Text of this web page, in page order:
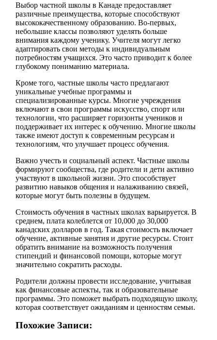
Выбор частной школы в Канаде предоставляет
различные преимущества, которые способствуют
высококачественному образованию. Во-первых,
небольшие классы позволяют уделять больше
внимания каждому ученику. Учителя могут легко
адаптировать свои методы к индивидуальным
потребностям учащихся. Это часто приводит к более
глубокому пониманию материала.
Кроме того, частные школы часто предлагают
уникальные учебные программы и
специализированные курсы. Многие учреждения
включают в свои программы искусство, спорт или
технологии, что расширяет горизонты учеников и
поддерживает их интерес к обучению. Многие школы
также имеют доступ к современным ресурсам и
технологиям, что улучшает процесс обучения.
Важно учесть и социальный аспект. Частные школы
формируют сообщества, где родители и дети активно
участвуют в школьной жизни. Это способствует
развитию навыков общения и налаживанию связей,
которые могут быть полезны в будущем.
Стоимость обучения в частных школах варьируется. В
среднем, плата колеблется от 10,000 до 30,000
канадских долларов в год. Такая стоимость включает
обучение, активные занятия и другие ресурсы. Стоит
обратить внимание на возможность получения
стипендий и финансовой помощи, которые могут
значительно сократить расходы.
Родители должны провести исследование, учитывая
как финансовые аспекты, так и образовательные
программы. Это поможет выбрать подходящую школу,
которая соответствует ожиданиям и ценностям семьи.
Похожие Записи: